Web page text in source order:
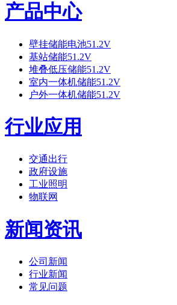
产品中心
壁挂储能电池51.2V
基站储能51.2V
堆叠低压储能51.2V
室内一体机储能51.2V
户外一体机储能51.2V
行业应用
交通出行
政府设施
工业照明
物联网
新闻资讯
公司新闻
行业新闻
常见问题